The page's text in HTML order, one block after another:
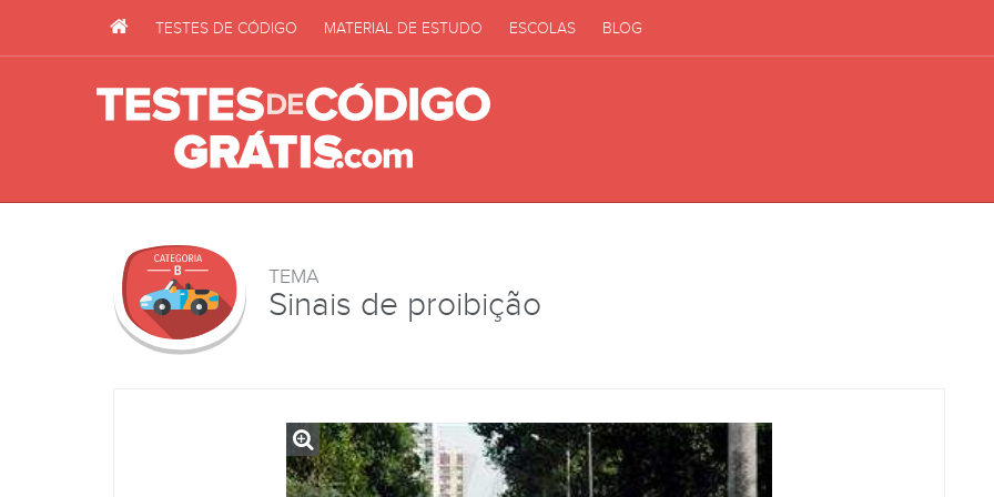
TESTES DE CÓDIGO MATERIAL DE ESTUDO ESCOLAS BLOG
TEMA
Sinais de proibição